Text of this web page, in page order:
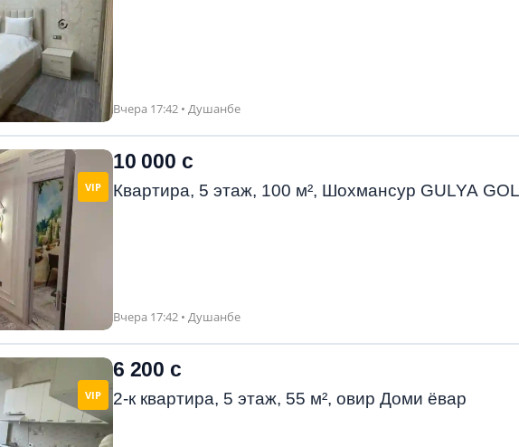
Вчера 17:42 • Душанбе
VIP
10 000 с
Квартира, 5 этаж, 100 м², Шохмансур GULYA
Вчера 17:42 • Душанбе
VIP
6 200 с
2-к квартира, 5 этаж, 55 м², овир Доми ёвар